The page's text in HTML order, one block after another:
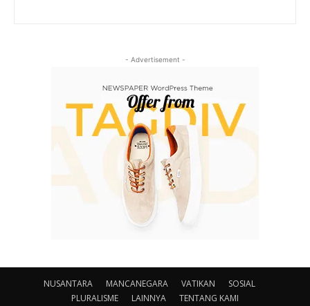
- Advertisement -
NUSANTARA MANCANEGARA VATIKAN
SOSIAL
PLURALISME
LAINNYA TENTANG KAMI